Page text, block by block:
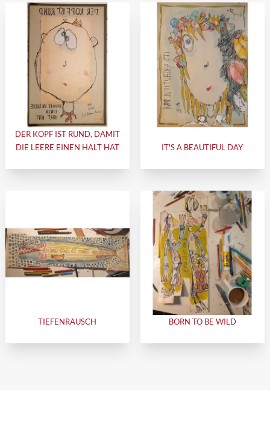
DER KOPF IST RUND, DAMIT
DIE LEERE EINEN HALT HAT
IT'S A BEAUTIFUL DAY
TIEFENRAUSCH BORN TO BE WILD